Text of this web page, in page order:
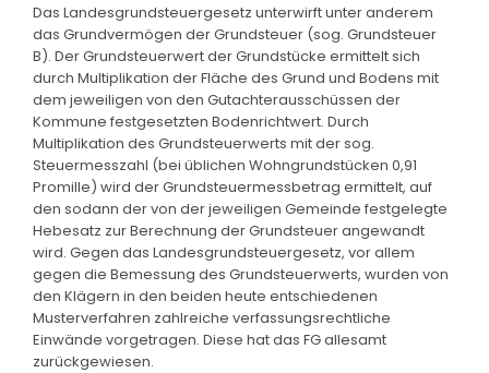
Das Landesgrundsteuergesetz unterwirft unter anderem
das Grundvermögen der Grundsteuer (sog. Grundsteuer
B). Der Grundsteuerwert der Grundstücke ermittelt sich
durch Multiplikation der Fläche des Grund und Bodens mit
dem jeweiligen von den Gutachterausschüssen der
Kommune festgesetzten Bodenrichtwert. Durch
Multiplikation des Grundsteuerwerts mit der sog.
Steuermesszahl (bei üblichen Wohngrundstücken 0,91
Promille) wird der Grundsteuermessbetrag ermittelt, auf
den sodann der von der jeweiligen Gemeinde festgelegte
Hebesatz zur Berechnung der Grundsteuer angewandt
wird. Gegen das Landesgrundsteuergesetz, vor allem
gegen die Bemessung des Grundsteuerwerts, wurden von
den Klägern in den beiden heute entschiedenen
Musterverfahren zahlreiche verfassungsrechtliche
Einwände vorgetragen. Diese hat das FG allesamt
zurückgewiesen.